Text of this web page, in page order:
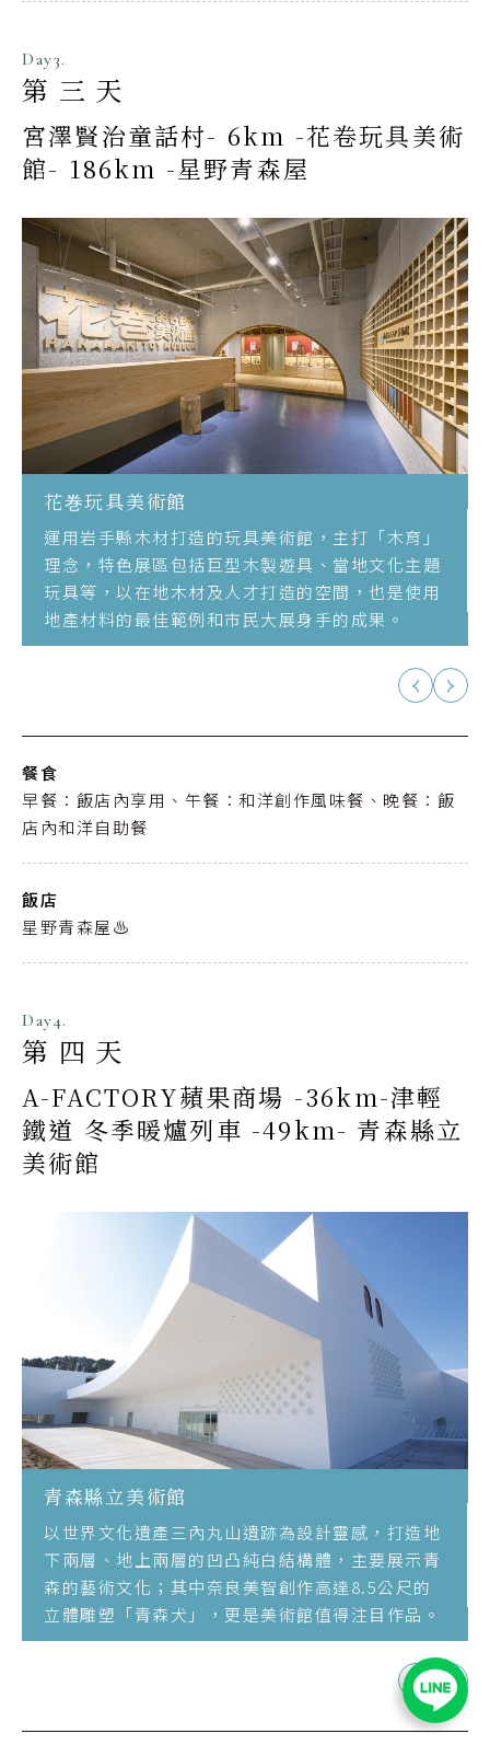
Day3.
第三天
宮澤賢治童話村- 6km -花卷玩具美術
館- 186km -星野青森屋
花巻玩具美術館
運用岩手縣木材打造的玩具美術館，主打「木育」
理念，特色展區包括巨型木製遊具、當地文化主題
玩具等，以在地木材及人才打造的空間，也是使用
地產材料的最佳範例和市民大展身手的成果。
餐食
早餐：飯店內享用、午餐：和洋創作風味餐、晚餐：飯
店內和洋自助餐
飯店
星野青森屋♨️
Day4.
第四天
A-FACTORY蘋果商場 -36km-津輕
鐵道 冬季暖爐列車 -49km- 青森縣立
美術館
青森縣立美術館
以世界文化遺產三內丸山遺跡為設計靈感，打造地
下兩層、地上兩層的凹凸純白結構體，主要展示青
森的藝術文化；其中奈良美智創作高達8.5公尺的
立體雕塑「青森犬」，更是美術館值得注目作品。